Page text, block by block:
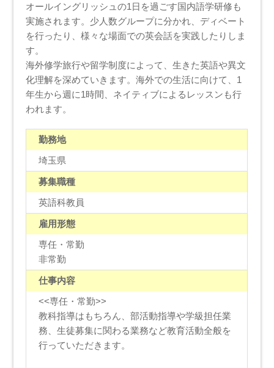
オールイングリッシュの1日を過ごす国内語学研修も
実施されます。少人数グループに分かれ、ディベート
を行ったり、様々な場面での英会話を実践したりしま
す。
海外修学旅行や留学制度によって、生きた英語や異文
化理解を深めていきます。海外での生活に向けて、1
年生から週に1時間、ネイティブによるレッスンも行
われます。
勤務地
埼玉県
募集職種
英語科教員
雇用形態
専任・常勤
非常勤
仕事内容
<<専任・常勤>>
教科指導はもちろん、部活動指導や学級担任業
務、生徒募集に関わる業務など教育活動全般を
行っていただきます。